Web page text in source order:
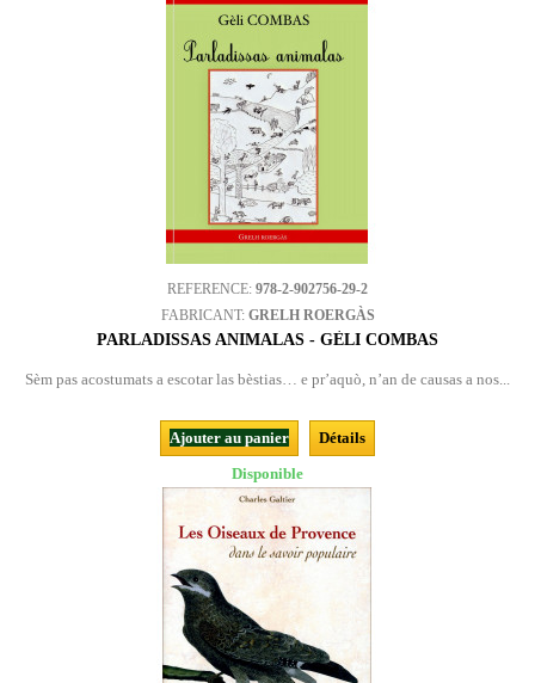
REFERENCE: 978-2-902756-29-2
FABRICANT: GRELH ROERGÀS
PARLADISSAS ANIMALAS - GÈLI COMBAS
Sèm pas acostumats a escotar las bèstias… e pr’aquò, n’an de causas a nos...
Ajouter au panier
Détails
Disponible